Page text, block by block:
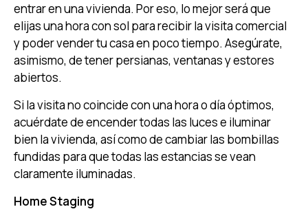
entrar en una vivienda. Por eso, lo mejor será que
elijas una hora con sol para recibir la visita comercial
y poder vender tu casa en poco tiempo. Asegúrate,
asimismo, de tener persianas, ventanas y estores
abiertos.
Si la visita no coincide con una hora o día óptimos,
acuérdate de encender todas las luces e iluminar
bien la vivienda, así como de cambiar las bombillas
fundidas para que todas las estancias se vean
claramente iluminadas.
Home Staging